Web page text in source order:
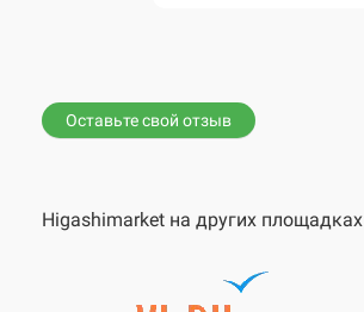
Оставьте свой отзыв
Higashimarket на других площадках